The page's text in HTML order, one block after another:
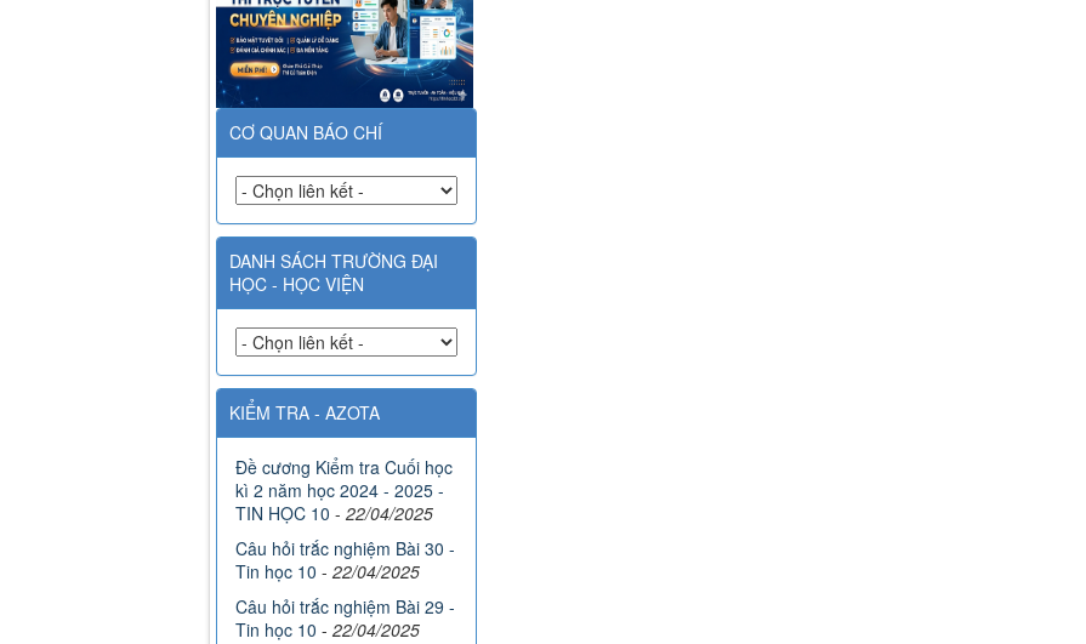
CƠ QUAN BÁO CHÍ
DANH SÁCH TRƯỜNG ĐẠI
HỌC - HỌC VIỆN
KIỂM TRA - AZOTA
Đề cương Kiểm tra Cuối học
kì 2 năm học 2024 - 2025 -
TIN HỌC 10 - 22/04/2025
Câu hỏi trắc nghiệm Bài 30 -
Tin học 10 - 22/04/2025
Câu hỏi trắc nghiệm Bài 29 -
Tin học 10 - 22/04/2025